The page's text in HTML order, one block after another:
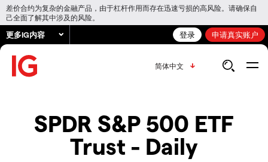
差价合约为复杂的金融产品，由于杠杆作用而存在迅速亏损的高风险。请确保自
己全面了解其中涉及的风险。
更多IG内容 登录 申请真实账户
简体中文
SPDR S&P 500 ETF
Trust - Daily